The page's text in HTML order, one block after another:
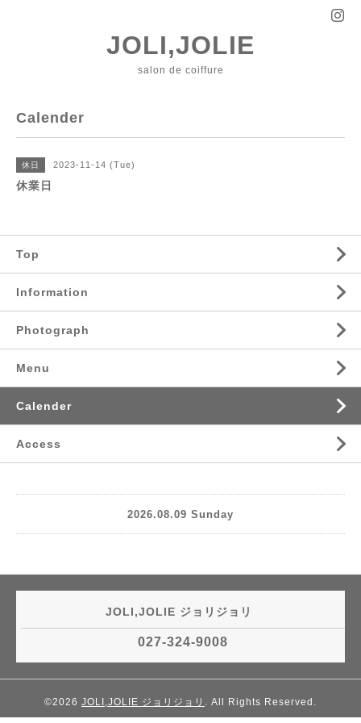
JOLI,JOLIE
salon de coiffure
Calender
休日 2023-11-14 (Tue)
休業日
Top
Information
Photograph
Menu
Calender
Access
2026.08.09 Sunday
JOLI,JOLIE ジョリジョリ
027-324-9008
©2026 JOLI,JOLIE ジョリジョリ . All Rights Reserved.